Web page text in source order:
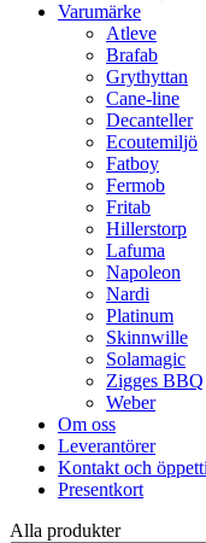
Varumärke
Atleve
Brafab
Grythyttan
Cane-line
Decanteller
Ecoutemiljö
Fatboy
Fermob
Fritab
Hillerstorp
Lafuma
Napoleon
Nardi
Platinum
Skinnwille
Solamagic
Zigges BBQ
Weber
Om oss
Leverantörer
Kontakt och
Presentkort
Alla produkter